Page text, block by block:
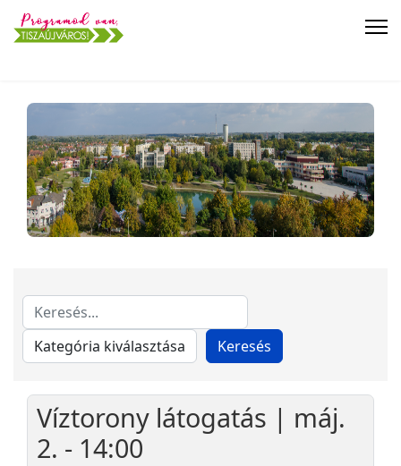
Víztorony látogatás | máj.
2. - 14:00